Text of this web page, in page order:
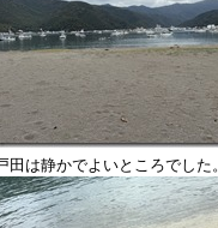
田は静かでよいところでした。